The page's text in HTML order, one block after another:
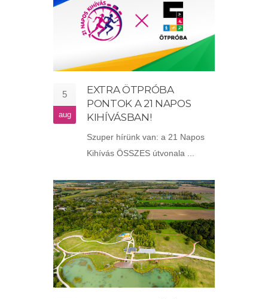
5
aug
EXTRA ÖTPRÓBA
PONTOK A 21 NAPOS
KIHÍVÁSBAN!
Szuper hírünk van: a 21 Napos
Kihívás ÖSSZES útvonala ...